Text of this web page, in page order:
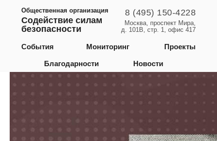
8 (495) 150-4228
Общественная организация
Содействие силам
безопасности
Мониторинг
События
Благодарности Новости
Проекты
Москва, проспект Мира,
д. 101В, стр. 1, офис 417